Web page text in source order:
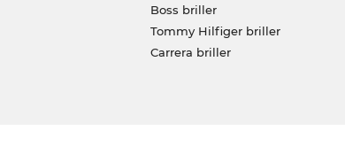
Boss briller
Tommy Hilfiger briller
Carrera briller